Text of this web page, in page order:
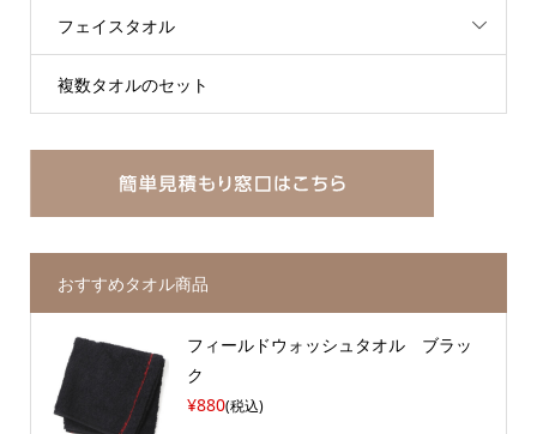
フェイスタオル
複数タオルのセット
おすすめタオル商品
フィールドウォッシュタオル ブラッ
ク
¥880(税込)